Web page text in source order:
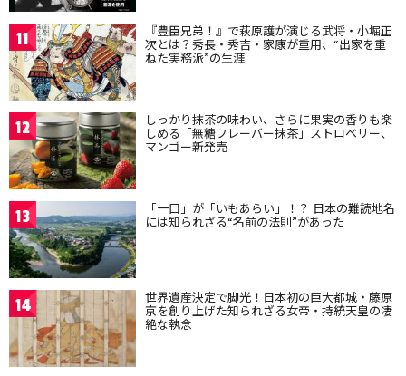
11 『豊臣兄弟！』で萩原護が演じる武将・小堀正
次とは？秀長・秀吉・家康が重用、“出家を重
ねた実務派”の生涯
12 しっかり抹茶の味わい、さらに果実の香りも楽
しめる「無糖フレーバー抹茶」ストロベリー、
マンゴー新発売
13 「一口」が「いもあらい」！？ 日本の難読地名
には知られざる“名前の法則”があった
14 世界遺産決定で脚光！日本初の巨大都城・藤原
京を創り上げた知られざる女帝・持統天皇の凄
絶な執念